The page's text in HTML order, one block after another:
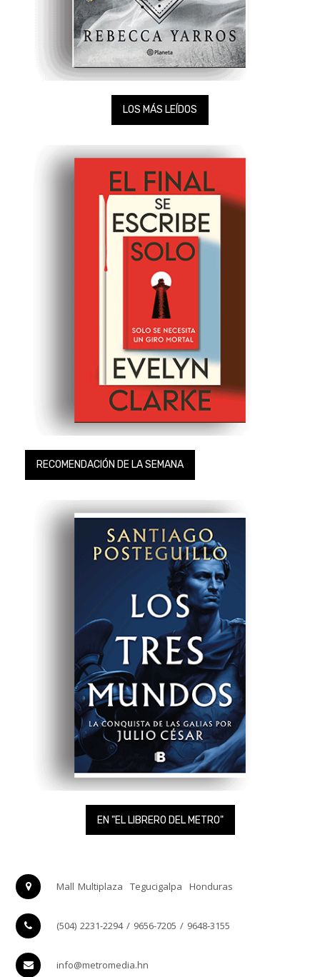
LOS MÁS LEÍDOS
RECOMENDACIÓN DE LA SEMANA
EN "EL LIBRERO DEL METRO"
Mall Multiplaza Tegucigalpa Honduras
(504) 2231-2294 / 9656-7205 / 9648-3155
info@metromedia.hn